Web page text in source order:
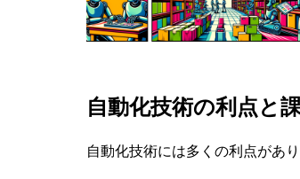
自動化技術の利点と
自動化技術には多くの利点があ